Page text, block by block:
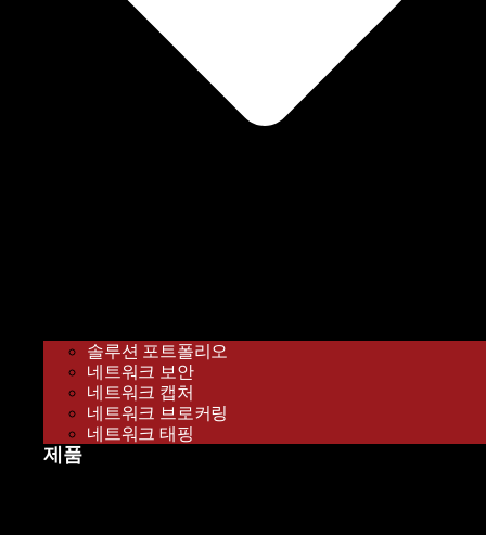
솔루션 포트폴리오
네트워크 보안
네트워크 캡처
네트워크 브로커링
네트워크 태핑
제품